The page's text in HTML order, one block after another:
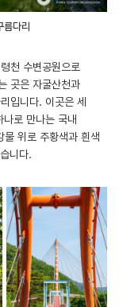
름다리
천 수변공원으로
곳은 자굴산천과
입니다. 이곳은 세
나로 만나는 국내
물 위로 주황색과 흰색
니다.